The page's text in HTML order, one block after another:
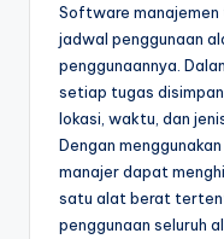
Software manajemen
jadwal penggunaan
penggunaannya.
setiap tugas
lokasi, waktu, dan
Dengan
manajer dapat
satu alat berat
penggunaan seluruh